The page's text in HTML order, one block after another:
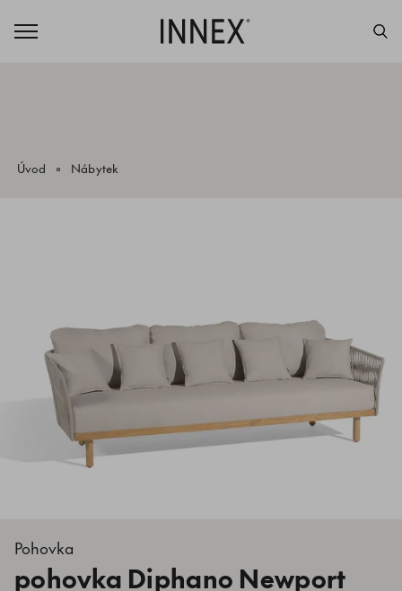
Úvod Nábytek
Pohovka
pohovka Diphano Newport